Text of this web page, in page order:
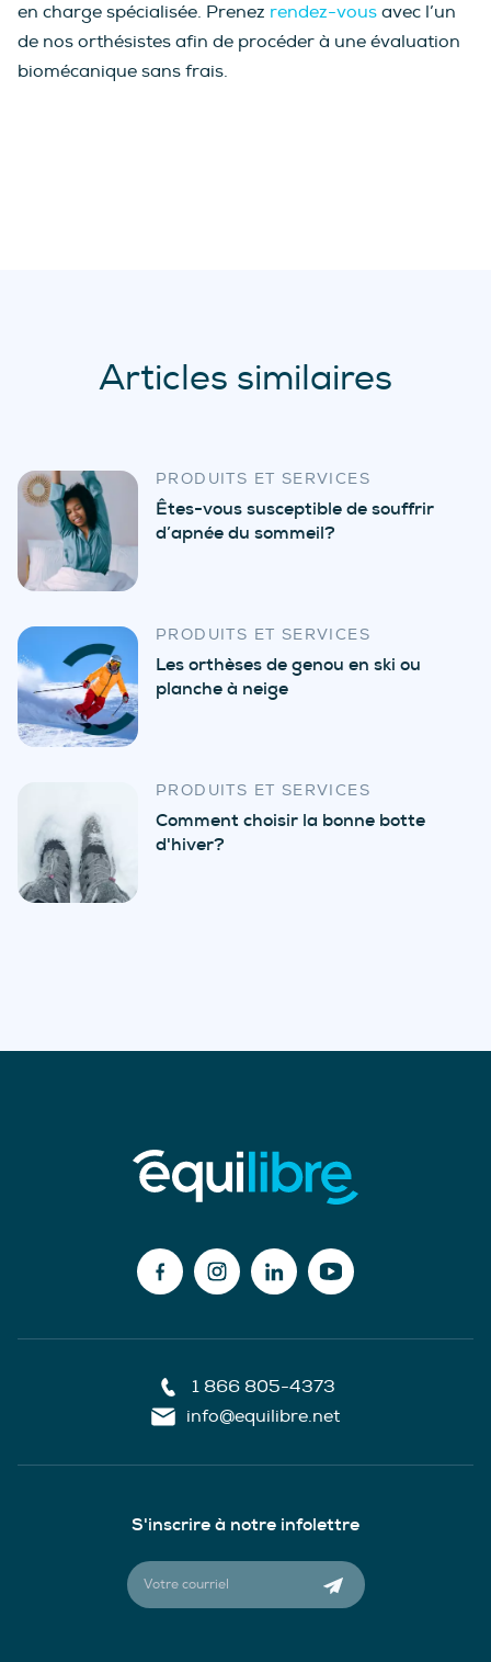
en charge spécialisée. Prenez rendez-vous avec l’un
de nos orthésistes afin de procéder à une évaluation
biomécanique sans frais.
Articles similaires
PRODUITS ET SERVICES
Êtes-vous susceptible de souffrir
d’apnée du sommeil?
PRODUITS ET SERVICES
Les orthèses de genou en ski ou
planche à neige
PRODUITS ET SERVICES
Comment choisir la bonne botte
d'hiver?
1 866 805-4373
info@equilibre.net
S'inscrire à notre infolettre